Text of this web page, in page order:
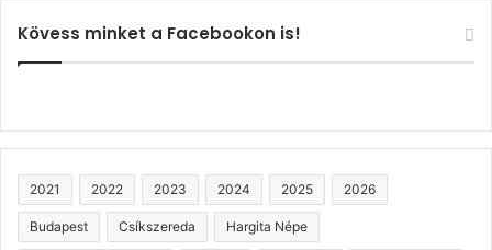
Kövess minket a Facebookon is!
2021 2022 2023 2024 2025 2026
Budapest Csíkszereda Hargita Népe